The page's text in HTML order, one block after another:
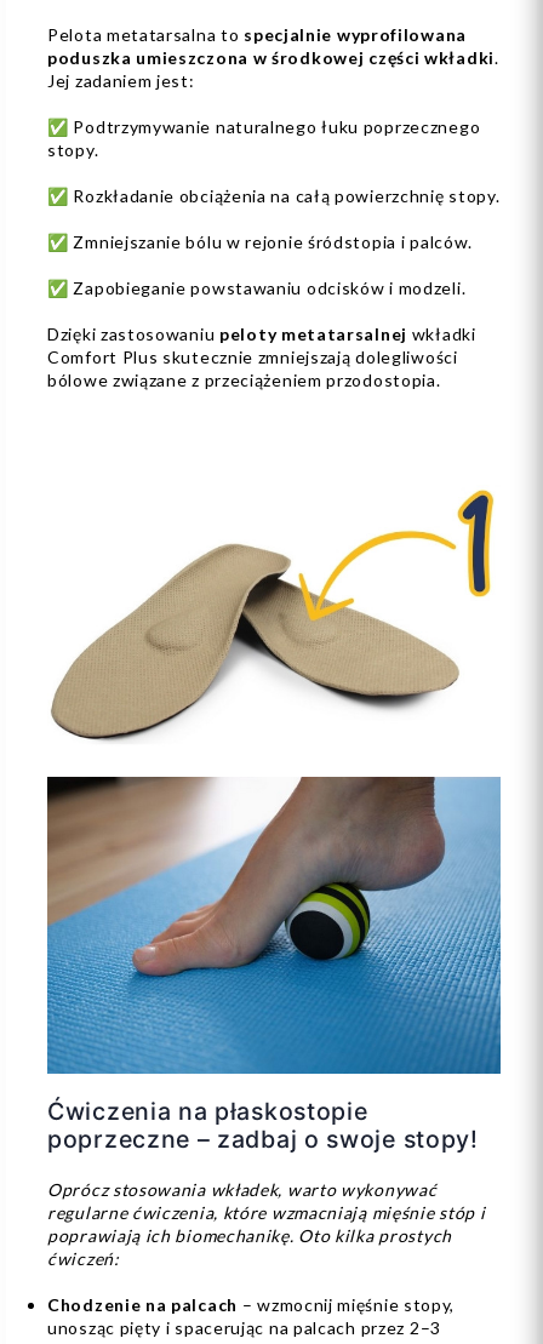
Pelota metatarsalna to specjalnie wyprofilowana
poduszka umieszczona w środkowej części wkładki.
Jej zadaniem jest:
✅ Podtrzymywanie naturalnego łuku poprzecznego
stopy.
✅ Rozkładanie obciążenia na całą powierzchnię stopy.
✅ Zmniejszanie bólu w rejonie śródstopia i palców.
✅ Zapobieganie powstawaniu odcisków i modzeli.
Dzięki zastosowaniu peloty metatarsalnej wkładki
Comfort Plus skutecznie zmniejszają dolegliwości
bólowe związane z przeciążeniem przodostopia.
Ćwiczenia na płaskostopie
poprzeczne – zadbaj o swoje stopy!
Oprócz stosowania wkładek, warto wykonywać
regularne ćwiczenia, które wzmacniają mięśnie stóp i
poprawiają ich biomechanikę. Oto kilka prostych
ćwiczeń:
Chodzenie na palcach – wzmocnij mięśnie stopy,
unosząc pięty i spacerując na palcach przez 2–3